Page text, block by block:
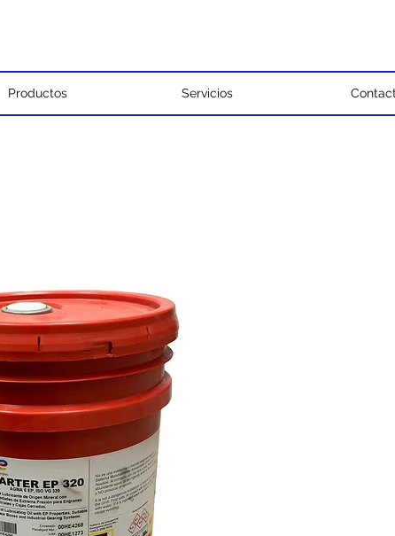
Productos Servicios